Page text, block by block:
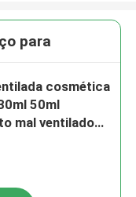
para
cosmética
50ml
mal ventilado